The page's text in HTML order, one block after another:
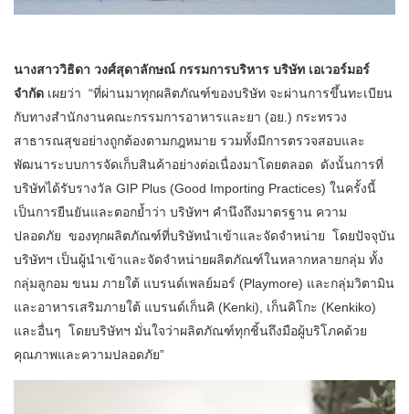
นางสาววิธิดา วงศ์สุดาลักษณ์ กรรมการบริหาร บริษัท เอเวอร์มอร์
จำกัด เผยว่า “ที่ผ่านมาทุกผลิตภัณฑ์ของบริษัท จะผ่านการขึ้นทะเบียน
กับทางสำนักงานคณะกรรมการอาหารและยา (อย.) กระทรวง
สาธารณสุขอย่างถูกต้องตามกฎหมาย รวมทั้งมีการตรวจสอบและ
พัฒนาระบบการจัดเก็บสินค้าอย่างต่อเนื่องมาโดยตลอด ดังนั้นการที่
บริษัทได้รับรางวัล GIP Plus (Good Importing Practices) ในครั้งนี้
เป็นการยืนยันและตอกย้ำว่า บริษัทฯ คำนึงถึงมาตรฐาน ความ
ปลอดภัย ของทุกผลิตภัณฑ์ที่บริษัทนำเข้าและจัดจำหน่าย โดยปัจจุบัน
บริษัทฯ เป็นผู้นำเข้าและจัดจำหน่ายผลิตภัณฑ์ในหลากหลายกลุ่ม ทั้ง
กลุ่มลูกอม ขนม ภายใต้ แบรนด์เพลย์มอร์ (Playmore) และกลุ่มวิตามิน
และอาหารเสริมภายใต้ แบรนด์เก็นคิ (Kenki), เก็นคิโกะ (Kenkiko)
และอื่นๆ โดยบริษัทฯ มั่นใจว่าผลิตภัณฑ์ทุกชิ้นถึงมือผู้บริโภคด้วย
คุณภาพและความปลอดภัย”